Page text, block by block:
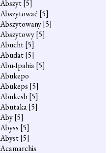
Abszyt[5]
Abszytować [5]
Abszytowany[5]
Abszytowy[5]
Abucht[5]
Abudat[5]
Abu-Ipahia[5]
Abukepo
Abukeps [5]
Abukesb [5]
Abutaka[5]
Aby[5]
Abyss [5]
Abyst[5]
Acamarchis